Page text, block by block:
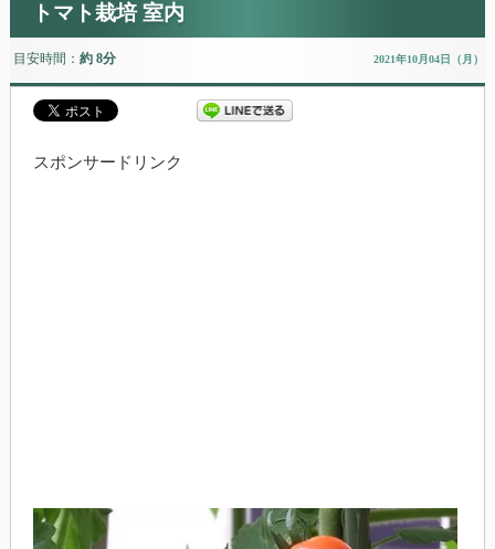
トマト栽培 室内
目安時間： 約 8分 2021年10月04日（月）
スポンサードリンク